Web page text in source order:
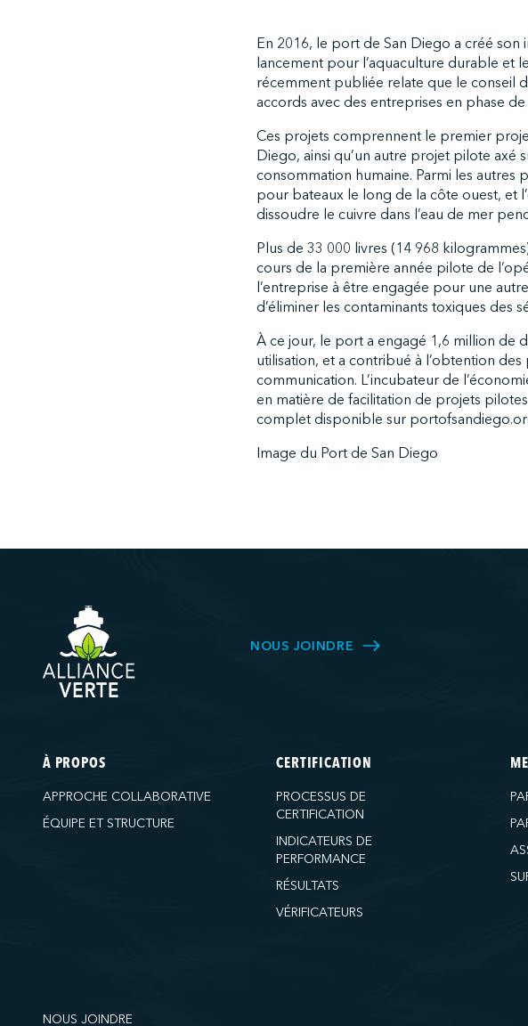
En 2016, le port de San Diego a créé
lancement pour l’aquaculture durable et
récemment publiée relate que le conseil
accords avec des entreprises en phase
Ces projets comprennent le premier
Diego, ainsi qu’un autre projet pilote axé
consommation humaine. Parmi les autres
pour bateaux le long de la côte ouest, et
dissoudre le cuivre dans l’eau de mer
Plus de 33 000 livres (14 968
cours de la première année pilote de
l’entreprise à être engagée pour une
d’éliminer les contaminants toxiques des
À ce jour, le port a engagé 1,6 million de
utilisation, et a contribué à l’obtention
communication. L’incubateur de
en matière de facilitation de projets
complet disponible sur
Image du Port de San Diego
NOUS JOINDRE
À PROPOS
APPROCHE COLLABORATIVE
ÉQUIPE ET STRUCTURE
CERTIFICATION
PROCESSUS DE
CERTIFICATION
INDICATEURS DE
PERFORMANCE
RÉSULTATS
VÉRIFICATEURS
NOUS JOINDRE